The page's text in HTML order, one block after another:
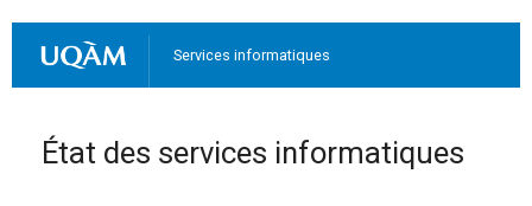
Services informatiques
État des services informatiques